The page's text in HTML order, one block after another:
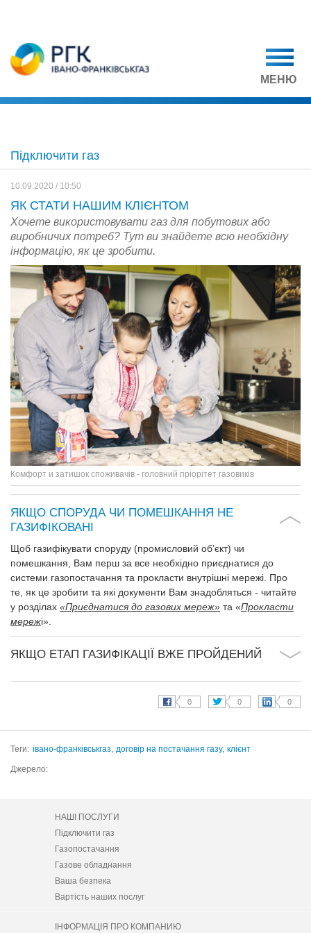
МЕНЮ
Підключити газ
10.09.2020 / 10:50
ЯК СТАТИ НАШИМ КЛІЄНТОМ
Хочете використовувати газ для побутових або
виробничих потреб? Тут ви знайдете всю необхідну
інформацію, як це зробити.
Комфорт и затишок споживачів - головний пріорітет газовиків
ЯКЩО СПОРУДА ЧИ ПОМЕШКАННЯ НЕ
ГАЗИФІКОВАНІ
Щоб газифікувати споруду (промисловий об’єкт) чи
помешкання, Вам перш за все необхідно приєднатися до
системи газопостачання та прокласти внутрішні мережі. Про
те, як це зробити та які документи Вам знадобляться - читайте
у розділах «Приєднатися до газових мереж» та «Прокласти
мережі».
ЯКЩО ЕТАП ГАЗИФІКАЦІЇ ВЖЕ ПРОЙДЕНИЙ
Теги: івано-франківськгаз, договір на постачання газу, клієнт
Джерело:
НАШІ ПОСЛУГИ
Підключити газ
Газопостачання
Газове обладнання
Ваша безпека
Вартість наших послуг
ІНФОРМАЦІЯ ПРО КОМПАНИЮ